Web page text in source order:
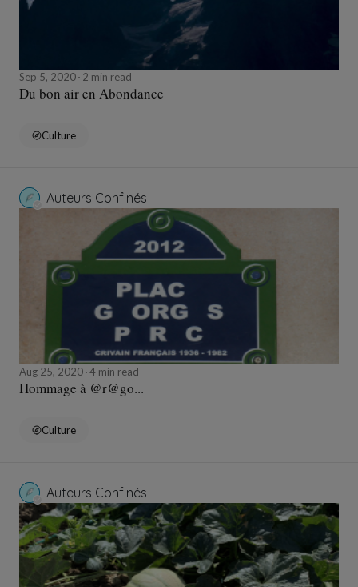
Sep 5, 2020 2 min read
Du bon air en Abondance
Culture
Auteurs Confinés
Aug 25, 2020 4 min read
Hommage à @r@go...
Culture
Auteurs Confinés